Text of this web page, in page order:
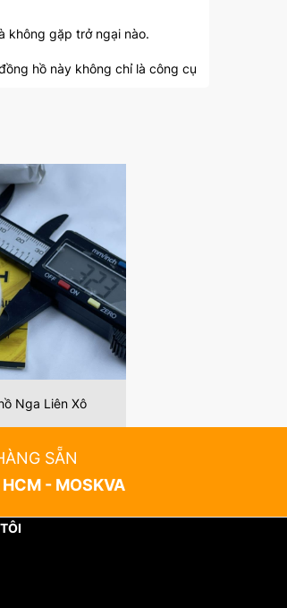
không gặp trở ngại nào.
hồ này không chỉ là công cụ
định, giúp đồng hồ của bạn
tốn quá nhiều chi phí.
chống va đập và thiết kế đẹp
một mặt kính mica chất lượng
Nga Liên Xô
SẴN
- MOSKVA